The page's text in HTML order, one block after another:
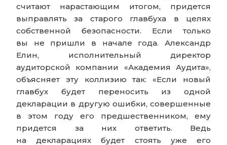
считают нарастающим итогом, придется
выправлять за старого главбуха в целях
собственной безопасности. Если только
вы не пришли в начале года. Александр
Елин, исполнительный директор
аудиторской компании «Академия Аудита»,
объясняет эту коллизию так: «Если новый
главбух будет переносить из одной
декларации в другую ошибки, совершенные
в этом году его предшественником, ему
придется за них ответить. Ведь
на декларациях будет стоять уже его